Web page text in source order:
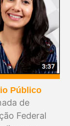
Público
de
Federal